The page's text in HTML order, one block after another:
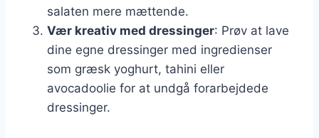
salaten mere mættende.
Vær kreativ med dressinger: Prøv at lave
dine egne dressinger med ingredienser
som græsk yoghurt, tahini eller
avocadoolie for at undgå forarbejdede
dressinger.